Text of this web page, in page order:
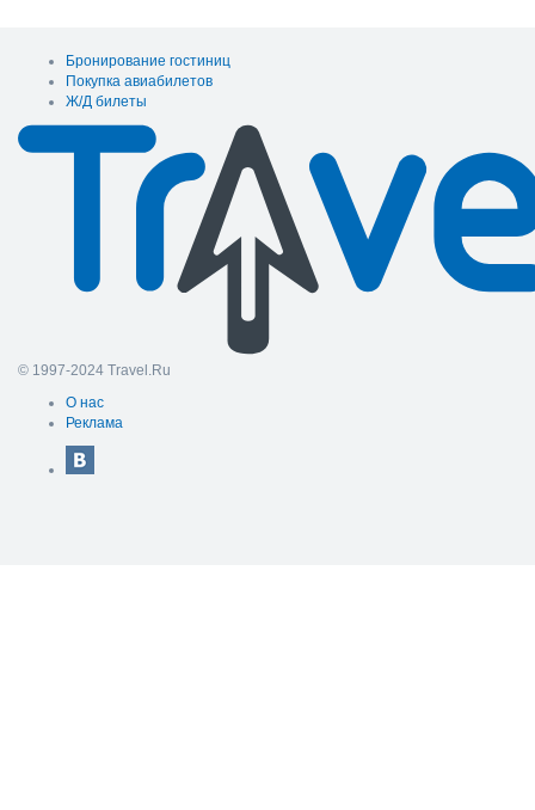
Бронирование гостиниц
Покупка авиабилетов
Ж/Д билеты
© 1997-2024 Travel.Ru
О нас
Реклама